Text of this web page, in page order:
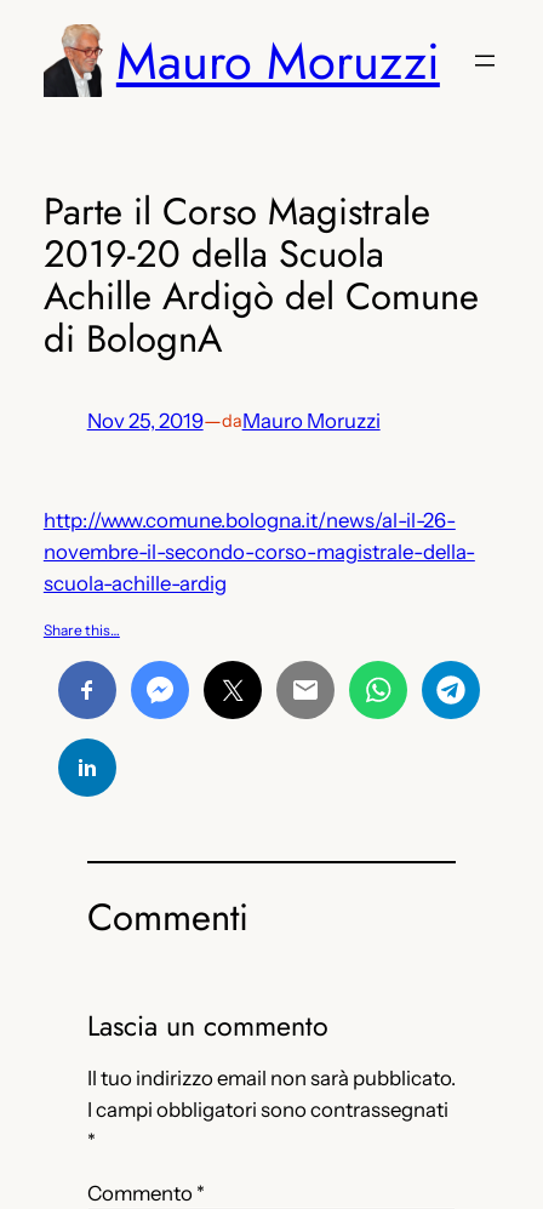
contenuto
Mauro Moruzzi
Parte il Corso Magistrale
2019-20 della Scuola
Achille Ardigò del Comune
di BolognA
Nov 25, 2019—daMauro Moruzzi
http://www.comune.bologna.it/news/al-il-26-
novembre-il-secondo-corso-magistrale-della-
scuola-achille-ardig
Share this…
Commenti
Lascia un commento
Il tuo indirizzo email non sarà pubblicato.
I campi obbligatori sono contrassegnati
*
Commento *